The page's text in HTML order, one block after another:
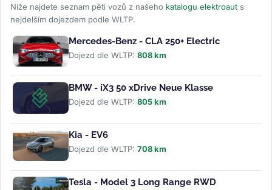
Níže najdete seznam pěti vozů z našeho katalogu elektroaut s
nejdelším dojezdem podle WLTP.
Mercedes-Benz - CLA 250+ Electric
Dojezd dle WLTP: 808 km
BMW - iX3 50 xDrive Neue Klasse
Dojezd dle WLTP: 805 km
Kia - EV6
Dojezd dle WLTP: 708 km
Tesla - Model 3 Long Range RWD